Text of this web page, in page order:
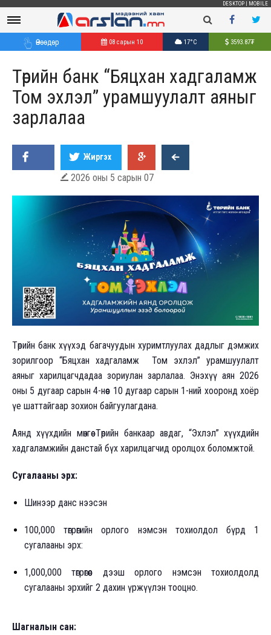
DESKTOP MOBILE
Өнөөдөр 08 сарын 10 17°C 3593.87₮
Төрийн банк “Бяцхан хадгаламж
Том эхлэл” урамшуулалт аяныг
зарлалаа
Жиргэх
 2026 оны 5 сарын 07
Төрийн банк хүүхэд багачуудын хуримтлуулах дадлыг дэмжих
зорилгоор “Бяцхан хадгаламж Том эхлэл” урамшуулалт
аяныг харилцагчдадаа зориулан зарлалаа. Энэхүү аян 2026
оны 5 дугаар сарын 4-нөөс 10 дугаар сарын 1-ний хооронд хоёр
үе шаттайгаар зохион байгуулагдана.
Аянд хүүхдийн мөнгөө Төрийн банкаар авдаг, “Эхлэл” хүүхдийн
хадгаламжийн данстай бүх харилцагчид оролцох боломжтой.
Сугалааны эрх:
Шинээр данс нээсэн
100,000 төгрөгийн орлого нэмсэн тохиолдол бүрд 1
сугалааны эрх:
1,000,000 төгрөгөөс дээш орлого нэмсэн тохиолдолд
сугалааны эрхийг 2 дахин үржүүлэн тооцно.
Шагналын сан: